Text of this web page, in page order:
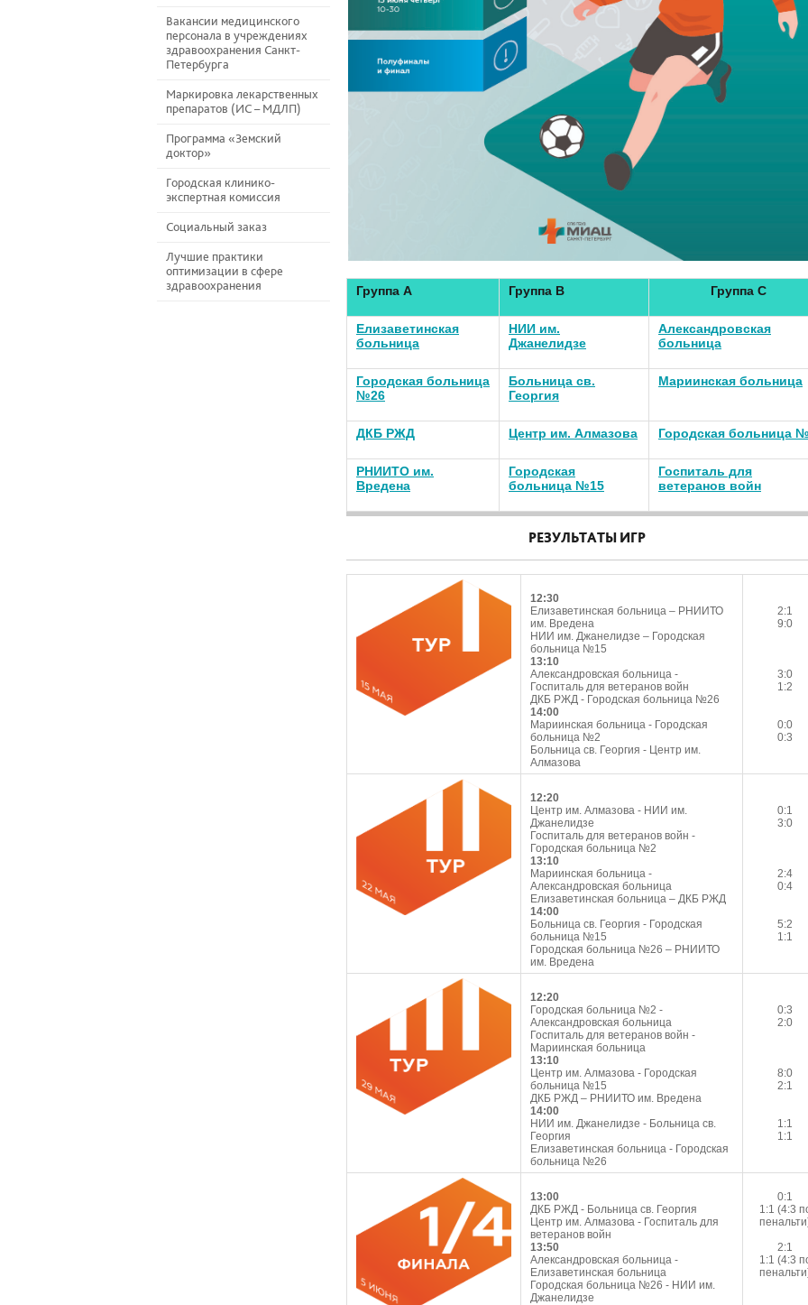
Вакансии медицинского
персонала в учреждениях
здравоохранения Санкт-
Петербурга
Маркировка лекарственных
препаратов (ИС – МДЛП)
Программа «Земский
доктор»
Городская клинико-
экспертная комиссия
Социальный заказ
Лучшие практики
оптимизации в сфере
здравоохранения
Группа А Группа В Группа С
Елизаветинская
больница
НИИ им.
Джанелидзе
Александровская
больница
Городская больница
№26
Больница св.
Георгия
Мариинская больница
ДКБ РЖД Центр им. Алмазова Городская больница
РНИИТО им.
Вредена
Городская
больница №15
Госпиталь для
ветеранов войн
РЕЗУЛЬТАТЫ ИГР
12:30
Елизаветинская больница – РНИИТО
им. Вредена
НИИ им. Джанелидзе – Городская
больница №15
13:10
Александровская больница -
Госпиталь для ветеранов войн
ДКБ РЖД - Городская больница №26
14:00
Мариинская больница - Городская
больница №2
Больница св. Георгия - Центр им.
Алмазова
2:1
9:0
3:0
1:2
0:0
0:3
12:20
Центр им. Алмазова - НИИ им.
Джанелидзе
Госпиталь для ветеранов войн -
Городская больница №2
13:10
Мариинская больница -
Александровская больница
Елизаветинская больница – ДКБ РЖД
14:00
Больница св. Георгия - Городская
больница №15
Городская больница №26 – РНИИТО
им. Вредена
0:1
3:0
2:4
0:4
5:2
1:1
12:20
Городская больница №2 -
Александровская больница
Госпиталь для ветеранов войн -
Мариинская больница
13:10
Центр им. Алмазова - Городская
больница №15
ДКБ РЖД – РНИИТО им. Вредена
14:00
НИИ им. Джанелидзе - Больница св.
Георгия
Елизаветинская больница - Городская
больница №26
0:3
2:0
8:0
2:1
1:1
1:1
13:00
ДКБ РЖД - Больница св. Георгия
Центр им. Алмазова - Госпиталь для
ветеранов войн
13:50
Александровская больница -
Елизаветинская больница
Городская больница №26 - НИИ им.
Джанелидзе
0:1
1:1 (4:3
2:1
1:1 (4:3